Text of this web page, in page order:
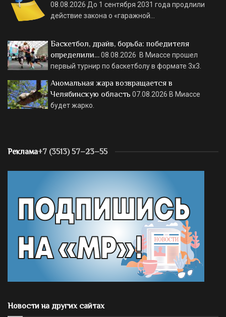
08.08.2026 До 1 сентября 2031 года продлили
действие закона о «гаражной…
Баскетбол, драйв, борьба: победителя
определили…08.08.2026 В Миассе прошел
первый турнир по баскетболу в формате 3х3.
Аномальная жара возвращается в
Челябинскую область 07.08.2026 В Миассе
будет жарко.
Реклама+7 (3513) 57–23–55
Новости на других сайтах